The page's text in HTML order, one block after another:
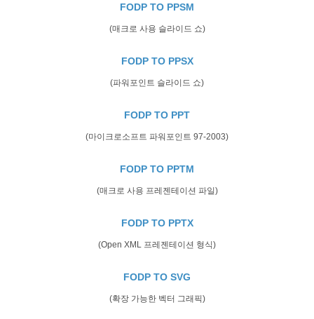
FODP TO PPSM
(매크로 사용 슬라이드 쇼)
FODP TO PPSX
(파워포인트 슬라이드 쇼)
FODP TO PPT
(마이크로소프트 파워포인트 97-2003)
FODP TO PPTM
(매크로 사용 프레젠테이션 파일)
FODP TO PPTX
(Open XML 프레젠테이션 형식)
FODP TO SVG
(확장 가능한 벡터 그래픽)